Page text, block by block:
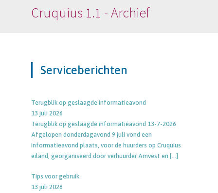
Cruquius 1.1 - Archief
Serviceberichten
Terugblik op geslaagde informatieavond
13 juli 2026
Terugblik op geslaagde informatieavond 13-7-2026
Afgelopen donderdagavond 9 juli vond een
informatieavond plaats, voor de huurders op Cruquius
eiland, georganiseerd door verhuurder Amvest en […]
Tips voor gebruik
13 juli 2026